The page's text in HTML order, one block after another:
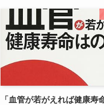
「血管が若がえれば健康寿